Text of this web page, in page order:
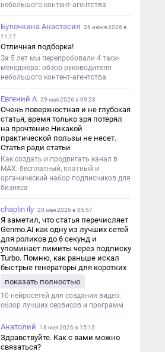
небольшого контент-агентства
Булочкина Анастасия
26 июня 2026 в
11:17
Отличная подборка!
За 5 лет мы перепробовали 4 таск-
менеджера: обзор руководителя
небольшого контент-агентства
Евгений А 29 мая 2026 в 09:28
Очень поверхностная и не глубокая
статья, время только зря потерял
на прочтение.Никакой
практической пользы не несет.
Статья ради статьи
Как создать и продвигать канал в
MAX: бесплатный, платный и
органический набор подписчиков для
бизнеса
chaplin ily 20 мая 2026 в 05:57
Я заметил, что статья перечисляет
Genmo.AI как одну из лучших сетей
для роликов до 6 секунд и
упоминает лимиты через подписку
Turbo. Помню, как раньше искал
быстрые генераторы для коротких
такой обзор именно с акцентом на
ограничения и подпись. Image V2
показать полностью
10 нейросетей для создания видео:
обзор лучших сервисов и программ
Анатолий 18 мая 2026 в 15:13
Здравствуйте. Как с вами можно
связаться?